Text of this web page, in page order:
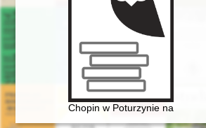
Chopin w Poturzynie na Ziemi